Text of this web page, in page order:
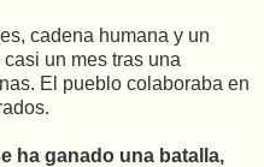
cadena humana y un
un mes tras una
El pueblo colaboraba en
ha ganado una batalla,